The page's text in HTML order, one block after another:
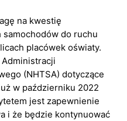
na kwestię
do ruchu
placówek oświaty.
(NHTSA) dotyczące
w październiku 2022
jest zapewnienie
i że będzie kontynuować